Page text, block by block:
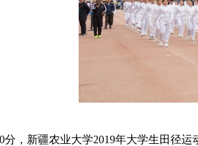
分，新疆农业大学2019年大学生田径